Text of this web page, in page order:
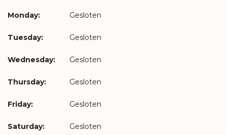
Monday: Gesloten
Tuesday: Gesloten
Wednesday: Gesloten
Thursday: Gesloten
Friday: Gesloten
Saturday: Gesloten